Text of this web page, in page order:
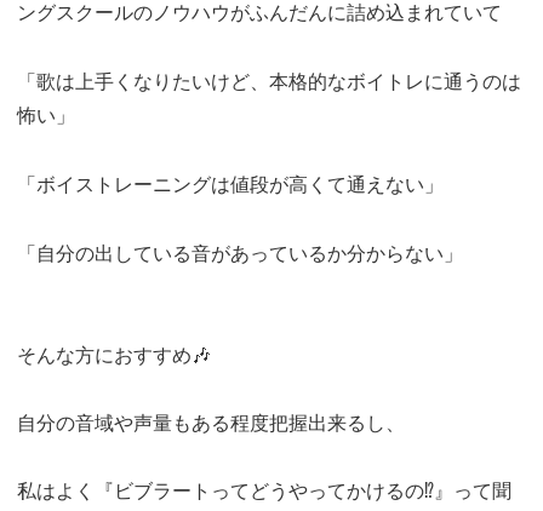
ングスクールのノウハウがふんだんに詰め込まれていて
「歌は上手くなりたいけど、本格的なボイトレに通うのは
怖い」
「ボイストレーニングは値段が高くて通えない」
「自分の出している音があっているか分からない」
そんな方におすすめ🎶
自分の音域や声量もある程度把握出来るし、
私はよく『ビブラートってどうやってかけるの⁉️』って聞